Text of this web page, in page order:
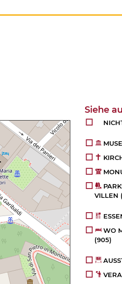
VILLEN
WO
(905)